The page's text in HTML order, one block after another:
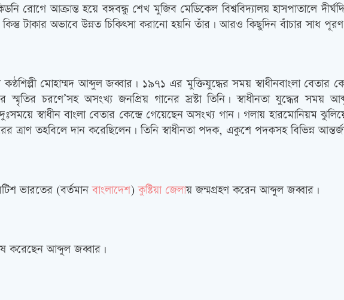
রোগে আক্রান্ত হয়ে বঙ্গবন্ধু শেখ মুজিব মেডিকেল বিশ্ববিদ্যালয় হাসপাতালে
টাকার অভাবে উন্নত চিকিৎসা করানো হয়নি তাঁর। আরও কিছুদিন বাঁচার সাধ পূরণ
মোহাম্মদ আব্দুল জব্বার। ১৯৭১ এর মুক্তিযুদ্ধের সময় স্বাধীনবাংলা বেতার
চরণে’সহ অসংখ্য জনপ্রিয় গানের স্রস্টা তিনি। স্বাধীনতা যুদ্ধের সময়
স্বাধীন বাংলা বেতার কেন্দ্রে গেয়েছেন অসংখ্য গান। গলায় হারমোনিয়ম
ত্রাণ তহবিলে দান করেছিলেন। তিনি স্বাধীনতা পদক, একুশে পদকসহ বিভিন্ন
ভারতের (বর্তমানবাংলাদেশ)কুষ্টিয়া জেলায় জন্মগ্রহণ করেন আব্দুল জব্বার।
করেছেন আব্দুল জব্বার।